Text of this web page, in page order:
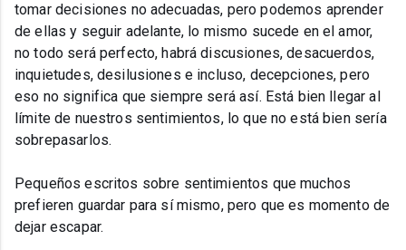
tomar decisiones no adecuadas, pero podemos aprender
de ellas y seguir adelante, lo mismo sucede en el amor,
no todo será perfecto, habrá discusiones, desacuerdos,
inquietudes, desilusiones e incluso, decepciones, pero
eso no significa que siempre será así. Está bien llegar al
límite de nuestros sentimientos, lo que no está bien sería
sobrepasarlos.
Pequeños escritos sobre sentimientos que muchos
prefieren guardar para sí mismo, pero que es momento de
dejar escapar.